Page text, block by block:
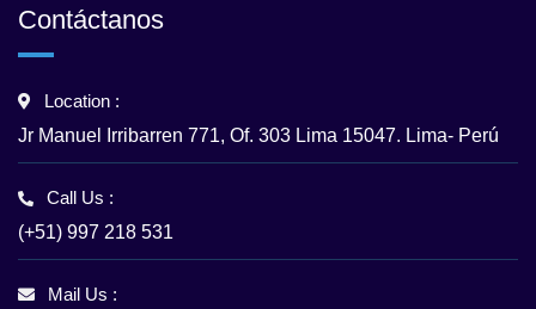
Contáctanos
Location :
Jr Manuel Irribarren 771, Of. 303 Lima 15047. Lima- Perú
Call Us :
(+51) 997 218 531
Mail Us :